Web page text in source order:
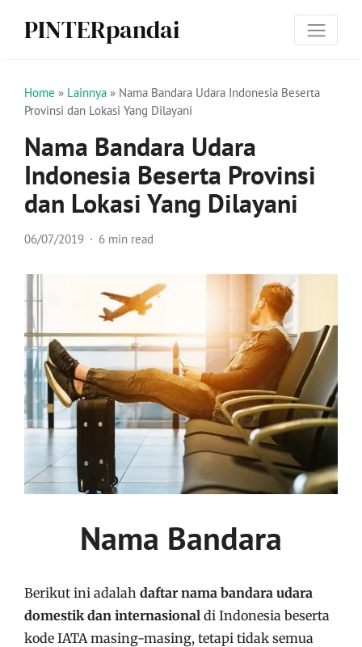
PINTERpandai
Home » Lainnya » Nama Bandara Udara Indonesia Beserta
Provinsi dan Lokasi Yang Dilayani
Nama Bandara Udara
Indonesia Beserta Provinsi
dan Lokasi Yang Dilayani
06/07/2019 6 min read
Nama Bandara
Berikut ini adalah daftar nama bandara udara
domestik dan internasional di Indonesia beserta
kode IATA masing-masing, tetapi tidak semua